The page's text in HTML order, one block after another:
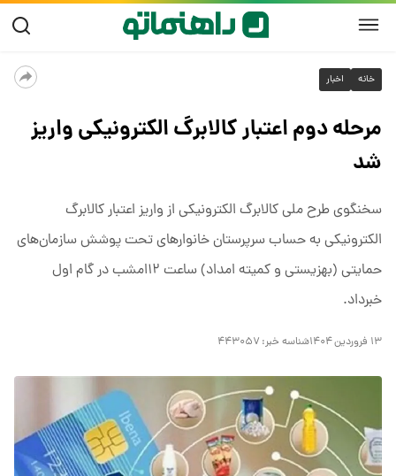
خانه اخبار
مرحله دوم اعتبار کالابرگ الکترونیکی واریز
شد
سخنگوی طرح ملی کالابرگ الکترونیکی از واریز اعتبار کالابرگ
الکترونیکی به حساب سرپرستان خانوارهای تحت پوشش سازمان‌های
حمایتی (بهزیستی و کمیته امداد) ساعت ۱۲‌امشب در گام اول
خبرداد.
۱۳ فروردین ۱۴۰۴ شناسه خبر: ۴۴۳۰۵۷